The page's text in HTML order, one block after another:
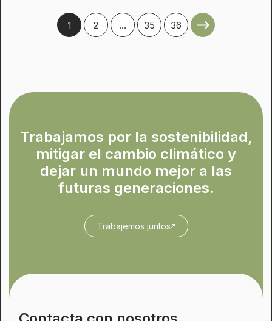
1 2 … 35 36
Trabajamos por la sostenibilidad,
mitigar el cambio climático y
dejar un mundo mejor a las
futuras generaciones.
Trabajemos juntos